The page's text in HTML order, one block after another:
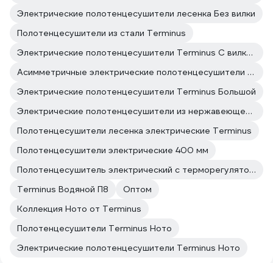
Электрические полотенцесушители лесенка Без вилки
Полотенцесушители из стали Terminus
Электрические полотенцесушители Terminus С вилкой
Асимметричные электрические полотенцесушители Terminus
Электрические полотенцесушители Terminus Большой
Электрические полотенцесушители из нержавеющей стали Terminus
Полотенцесушители лесенка электрические Terminus
Полотенцесушители электрические 400 мм
Полотенцесушитель электрический с терморегулятором 400
Terminus Водяной П8
Оптом
Коллекция Ното от Terminus
Полотенцесушители Terminus Ното
Электрические полотенцесушители Terminus Ното